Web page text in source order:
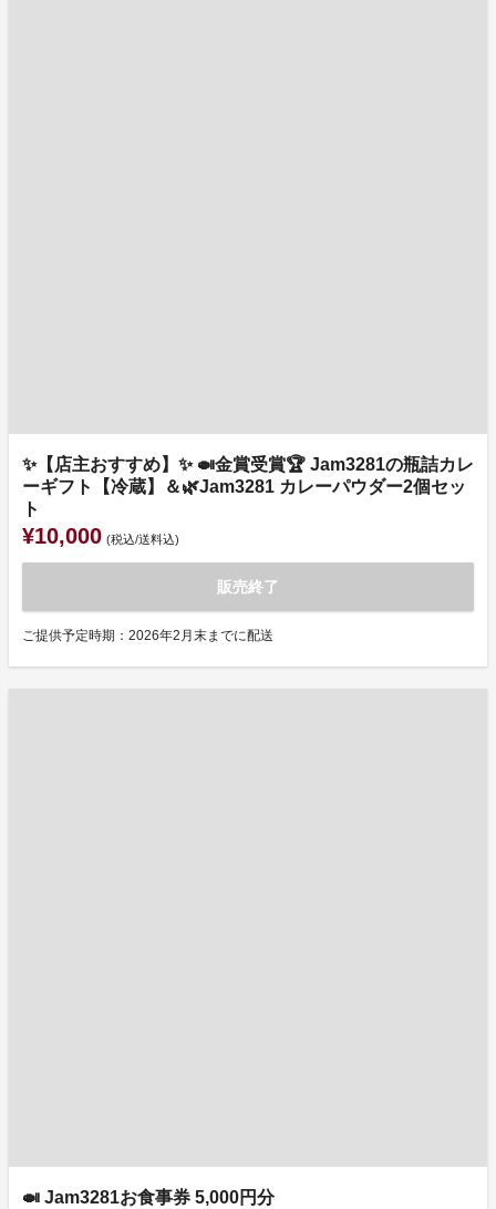
✨【店主おすすめ】✨ 🍛金賞受賞🏆 Jam3281の瓶詰カレ
ーギフト【冷蔵】＆🌿Jam3281 カレーパウダー2個セッ
ト
¥10,000 (税込/送料込)
販売終了
ご提供予定時期：2026年2月末までに配送
🍛 Jam3281お食事券 5,000円分